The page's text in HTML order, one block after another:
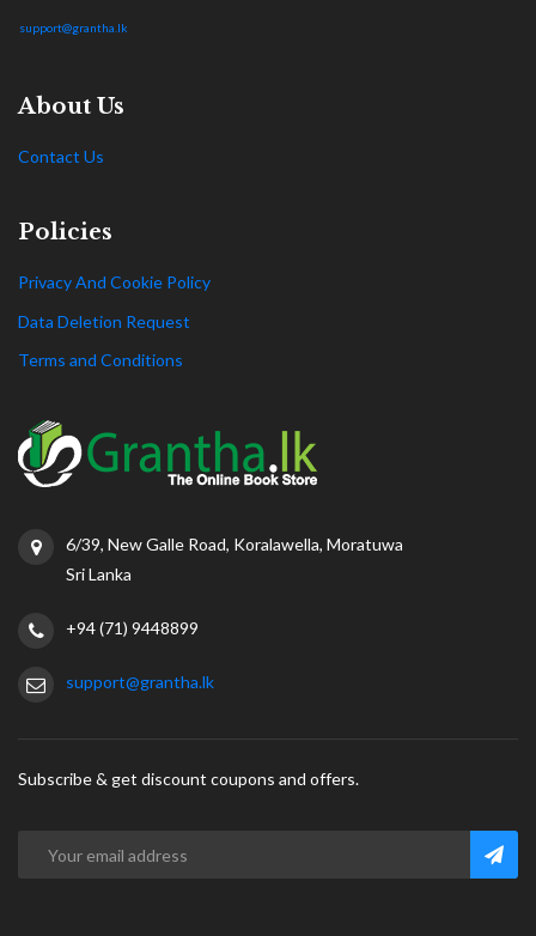
support@grantha.lk
About Us
Contact Us
Policies
Privacy And Cookie Policy
Data Deletion Request
Terms and Conditions
6/39, New Galle Road, Koralawella, Moratuwa
Sri Lanka
+94 (71) 9448899
support@grantha.lk
Subscribe & get discount coupons and offers.